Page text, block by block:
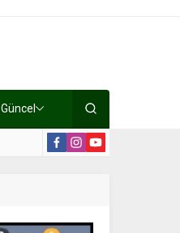
Güncel